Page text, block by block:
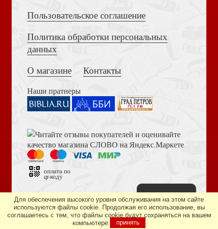
Фернандес-Арнесто Ф.. Магеллан.: Великие открытия
Фролова В. Ищи меня в России. Дневник восточной
рабыни в немецком плену. 1944-1945
Достоевский Ф.М. Сила и правда России (2024)
Библия в современном русском переводе. 073 (2025, 3-
е изд., перераб., и доп., синий бумвинил)
Пользовательское соглашение
Политика обработки персональных
данных
О магазине
Контакты
Наши пратнеры
оплата по
qr-коду
Дизайн сайта —студия «Артминистри»
Для обеспечения высокого уровня обслуживания на этом сайте
используются файлы cookie. Продолжая его использование, вы
соглашаетесь с тем, что файлы cookie будут сохраняться на вашем
компьютере
принять